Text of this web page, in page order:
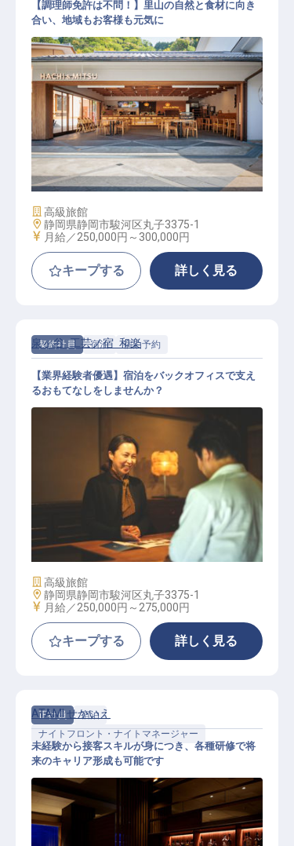
調理スタッフ│月給25万～／UIター
ン支援あり／年休110日／月曜定休
【調理師免許は不問！】里山の自然と食材に向き
合い、地域もお客様も元気に
施設業態
高級旅館
勤務地
静岡県静岡市駿河区丸子3375-1
給与
月給／250,000円～ 300,000円
キープする 詳しく見る
契約社員 宿泊 宿泊予約
宿泊予約管理業務│月給25万～／UI
ターン支援／年休110日／月曜定休
泉ヶ谷 工芸ノ宿 和楽
【業界経験者優遇】宿泊をバックオフィスで支え
るおもてなしをしませんか？
施設業態
高級旅館
勤務地
静岡県静岡市駿河区丸子3375-1
給与
月給／250,000円～ 275,000円
キープする 詳しく見る
正社員
宿泊
ナイトフロント・ナイトマネージャー
ATAMI せかいえ
未経験から接客スキルが身につき、各種研修で将
来のキャリア形成も可能です